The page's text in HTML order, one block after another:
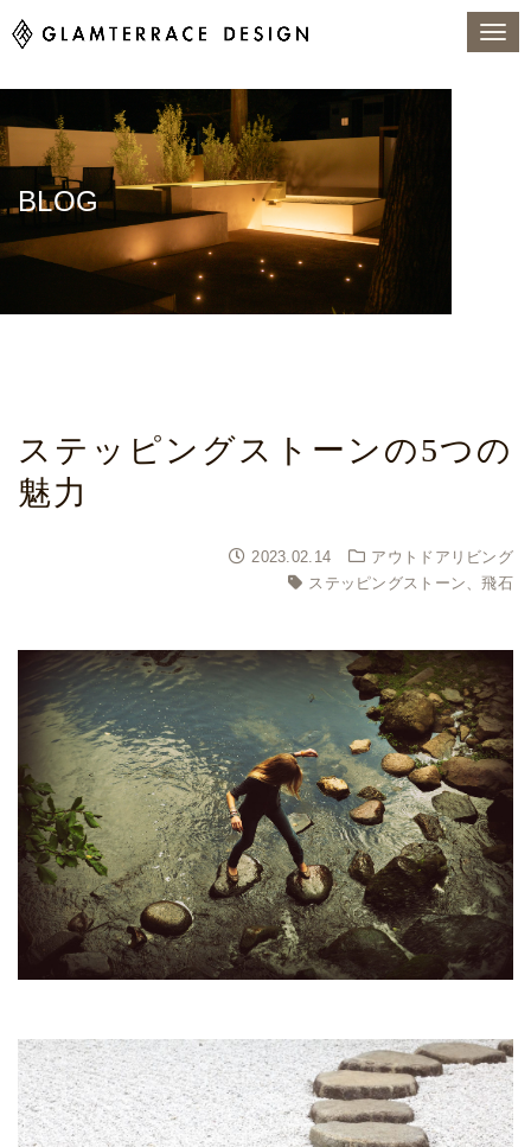
BLOG
ステッピングストーンの5つの
魅力
2023.02.14
アウトドアリビング
ステッピングストーン、飛石